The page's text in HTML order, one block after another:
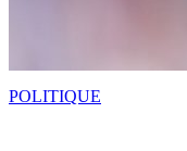
POLITIQUE